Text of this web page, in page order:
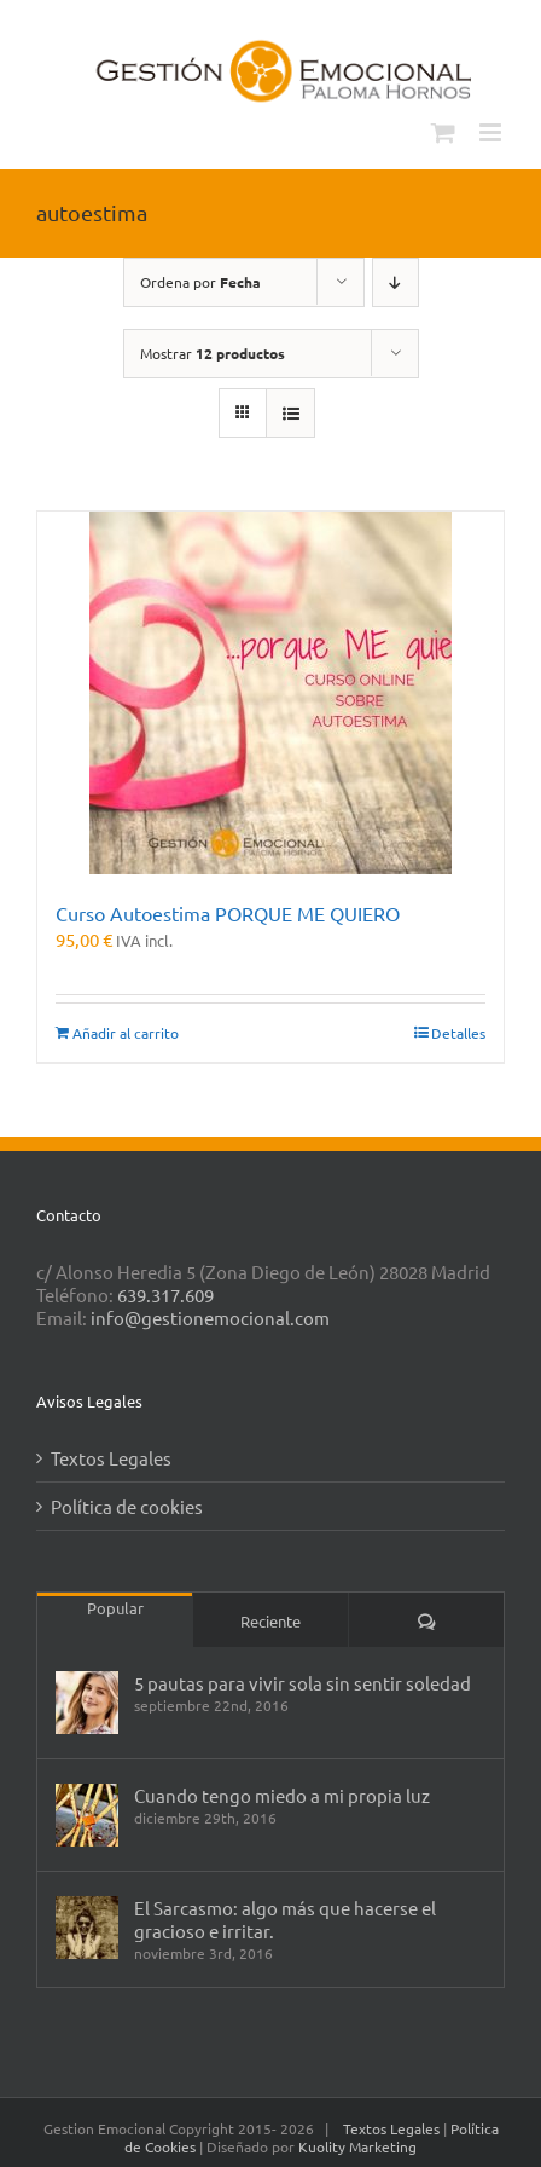
autoestima
Ordena por Fecha
Mostrar 12 productos
Curso Autoestima PORQUE ME QUIERO
95,00€ IVA incl.
Añadir al carrito Detalles
Contacto
c/ Alonso Heredia 5 (Zona Diego de León) 28028 Madrid
Teléfono: 639.317.609
Email: info@gestionemocional.com
Avisos Legales
Textos Legales
Política de cookies
Popular
Reciente Comentarios
5 pautas para vivir sola sin sentir soledad
septiembre 22nd, 2016
Cuando tengo miedo a mi propia luz
diciembre 29th, 2016
El Sarcasmo: algo más que hacerse el
gracioso e irritar.
noviembre 3rd, 2016
Gestion Emocional Copyright 2015- 2026 | Textos Legales | Política
de Cookies | Diseñado por Kuolity Marketing